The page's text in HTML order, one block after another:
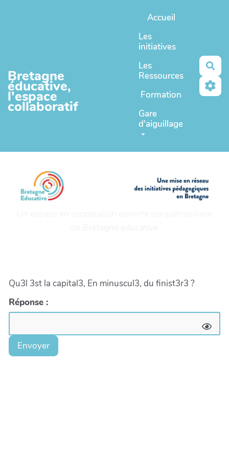
Bretagne
éducative,
l'espace
collaboratif
Accueil
Les
initiatives
Les
Ressources
Formation
Gare
d'aiguillage
Qu3l 3st la capital3, En minuscul3, du finist3r3 ?
Réponse :
Envoyer